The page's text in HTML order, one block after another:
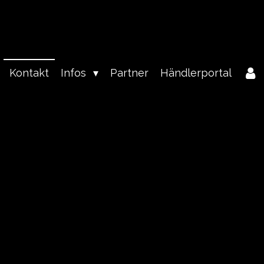
Kontakt Infos Partner Händlerportal